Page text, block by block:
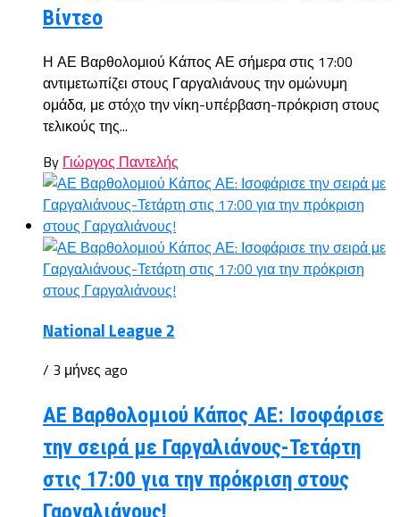
Βίντεο
Η ΑΕ Βαρθολομιού Κάπος ΑΕ σήμερα στις 17:00
αντιμετωπίζει στους Γαργαλιάνους την ομώνυμη
ομάδα, με στόχο την νίκη-υπέρβαση-πρόκριση στους
τελικούς της...
By Γιώργος Παντελής
National League 2
/ 3 μήνες ago
ΑΕ Βαρθολομιού Κάπος ΑΕ: Ισοφάρισε
την σειρά με Γαργαλιάνους-Τετάρτη
στις 17:00 για την πρόκριση στους
Γαργαλιάνους!